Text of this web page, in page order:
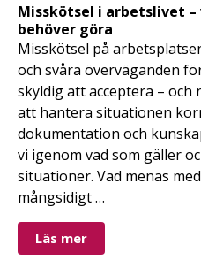
Misskötsel i arbetslivet
behöver göra
Misskötsel på
och svåra överväganden
skyldig att acceptera – och
att hantera situationen
dokumentation och
vi igenom vad som gäller
situationer. Vad menas
mångsidigt …
Läs mer